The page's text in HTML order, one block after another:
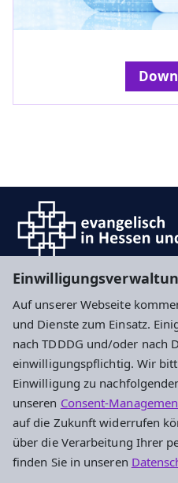
Auf unserer Webseite
und Dienste zum Einsatz.
nach TDDDG und/oder nach
einwilligungspflichtig. Wir
Einwilligung zu
unseren Consent-
auf die Zukunft widerrufen
über die Verarbeitung Ihrer
finden Sie in unseren
Evangelisches
Frankfurt und
Stalburgstraße 38
60318 Frankfurt am Main